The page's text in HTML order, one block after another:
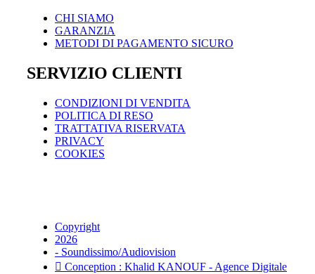
CHI SIAMO
GARANZIA
METODI DI PAGAMENTO SICURO
SERVIZIO CLIENTI
CONDIZIONI DI VENDITA
POLITICA DI RESO
TRATTATIVA RISERVATA
PRIVACY
COOKIES
Copyright
2026
- Soundissimo/Audiovision
Conception : Khalid KANOUF - Agence Digitale